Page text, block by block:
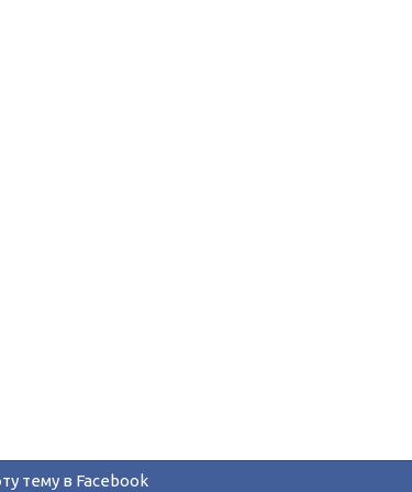
тему в Facebook